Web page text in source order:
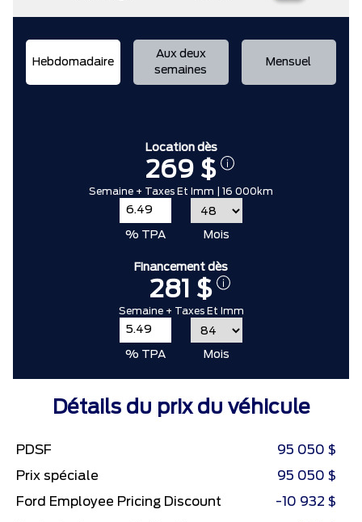
Détails du prix du véhicule
PDSF
95 050 $
Prix spéciale
95 050 $
Ford Employee Pricing Discount
-10 932 $
Hebdomadaire
Aux deux
semaines
Mensuel
Location dès
269 $
Semaine + Taxes Et Imm | 16 000km
% TPA Mois
Financement dès
281 $
Semaine + Taxes Et Imm
% TPA Mois